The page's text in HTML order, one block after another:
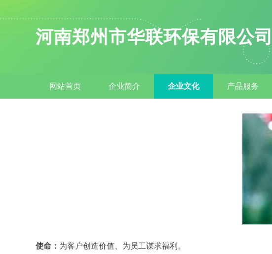
河南郑州市华联环保有限公司
网站首页 企业简介 企业文化 产品服务
使命： 为客户创造价值、为员工谋求福利。